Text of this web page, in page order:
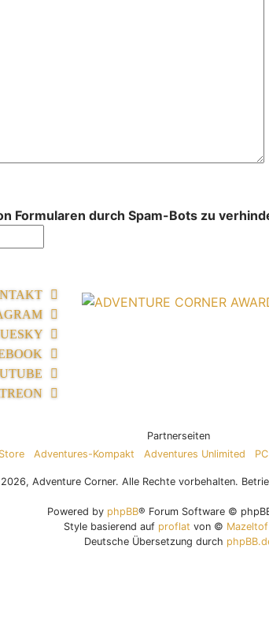
Formularen durch Spam-Bots zu
Partnerseiten
Adventures-Kompakt Adventures Unlimited
Adventure Corner. Alle Rechte vorbehalten.
Powered by phpBB® Forum Software ©
Style basierend auf proflat von © Mazeltof
Deutsche Übersetzung durch